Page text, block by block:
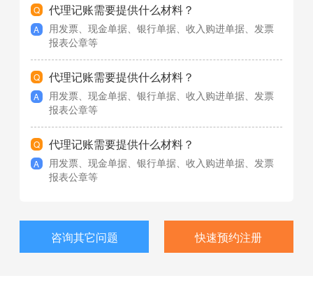
代理记账需要提供什么材料？
用发票、现金单据、银行单据、收入购进单据、发票
报表公章等
代理记账需要提供什么材料？
用发票、现金单据、银行单据、收入购进单据、发票
报表公章等
代理记账需要提供什么材料？
用发票、现金单据、银行单据、收入购进单据、发票
报表公章等
咨询其它问题 快速预约注册